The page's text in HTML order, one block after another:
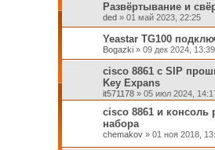
Развёртывание и
ded » 01 май 2023, 22:25
Yeastar TG100
Bogazki» 09 дек 2024, 13:39
cisco 8861 с SIP
Key Expans
it571178» 05 июл 2024,
cisco 8861 и консоль
набора
chemakov» 01 ноя 2018,